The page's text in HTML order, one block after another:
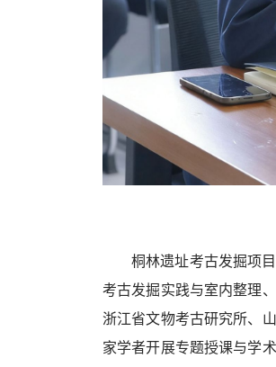
桐林遗址考古发掘项
考古发掘实践与室内整理
浙江省文物考古研究所、
家学者开展专题授课与学